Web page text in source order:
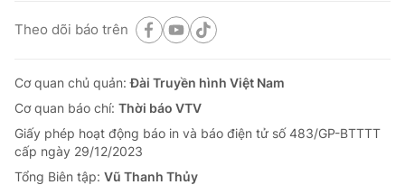
Theo dõi báo trên
Cơ quan chủ quản:Đài Truyền hình Việt Nam
Cơ quan báo chí: Thời báo VTV
Giấy phép hoạt động báo in và báo điện tử số 483/GP-BTTTT
cấp ngày 29/12/2023
Tổng Biên tập: Vũ Thanh Thủy